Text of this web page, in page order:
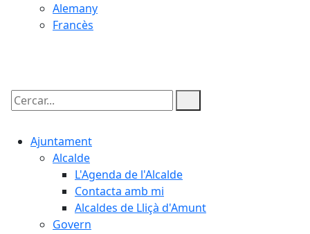
Alemany
Francès
Cercar:
Ajuntament
Alcalde
L'Agenda de l'Alcalde
Contacta amb mi
Alcaldes de Lliçà d'Amunt
Govern